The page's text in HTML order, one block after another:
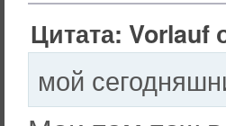
Цитата: Vorlauf
мой